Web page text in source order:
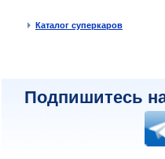
Каталог суперкаров
Подпишитесь